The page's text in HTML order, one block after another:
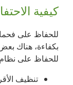
كيفية
للحفاظ على
بكفاءة، هناك
للحفاظ على
تنظيف